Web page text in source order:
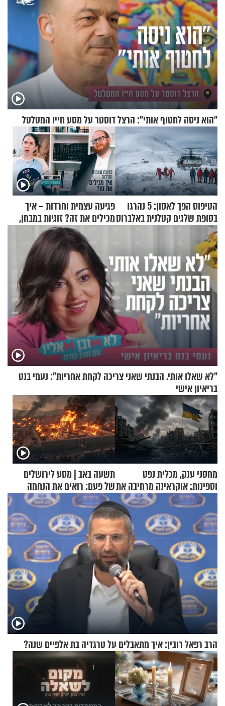
"הוא ניסה לחטוף אותי": הרצל דוסטר על מסע חייו המטלטל
הטיפוס הפך לאסון: 5 נהרגו
בסופת שלגים קטלנית באלברוס
פגיעה עצמית וחרדות – איך
מכילים את זה? זוגיות במבחן,
הפעם עם יהודית ואלתר כהן
"לא שאלו אותי. הבנתי שאני צריכה לקחת אחריות": נעמי בנט
בריאיון אישי
מחסני ענק, מכלית נפט
וספינות: אוקראינה מרחיבה את
התקיפות בעומק רוסיה
תשעה באב | מסע לירושלים
של פעם: רואים את הנחמה
הרב רפאל רובין: איך מתאבלים על טרגדיה בת אלפיים שנה?